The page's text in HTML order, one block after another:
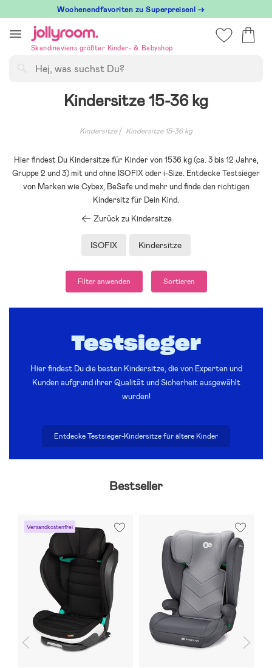
till
innehållet
Wochenendfavoriten zu Superpreisen! →
Skandinaviens größter Kinder- & Babyshop
Kindersitze 15-36 kg
Kindersitze Kindersitze 15-36 kg
Hier findest Du Kindersitze für Kinder von 1536 kg (ca. 3 bis 12 Jahre,
Gruppe 2 und 3) mit und ohne ISOFIX oder i-Size. Entdecke Testsieger
von Marken wie Cybex, BeSafe und mehr und finde den richtigen
Kindersitz für Dein Kind.
Zurück zu Kindersitze
ISOFIX Kindersitze
Filter anwenden Sortieren
Testsieger
Hier findest Du die besten Kindersitze, die von Experten und
Kunden aufgrund ihrer Qualität und Sicherheit ausgewählt
wurden!
Entdecke Testsieger-Kindersitze für ältere Kinder
Bestseller
Versandkostenfrei